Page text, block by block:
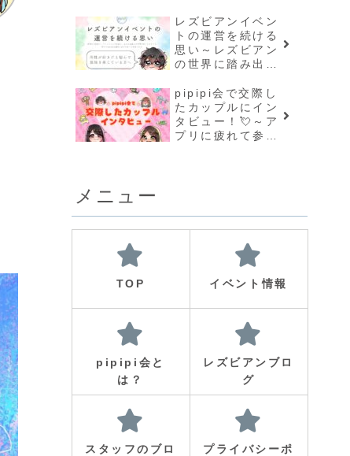
た、マッチングシ
ステムが繋いだご
縁～
レズビアンイベン
トの運営を続ける
思い～レズビアン
の世界に踏み出し
～
pipipi会で交際し
たカップルにイン
タビュー！💘～ア
プリに疲れて参加
メニュー
TOP イベント情報
pipipi会と
は？
レズビアンブロ
グ
スタッフのブロ
プライバシーポ